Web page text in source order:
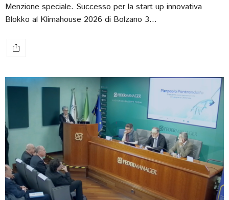
Menzione speciale. Successo per la start up innovativa
Blokko al Klimahouse 2026 di Bolzano 3…